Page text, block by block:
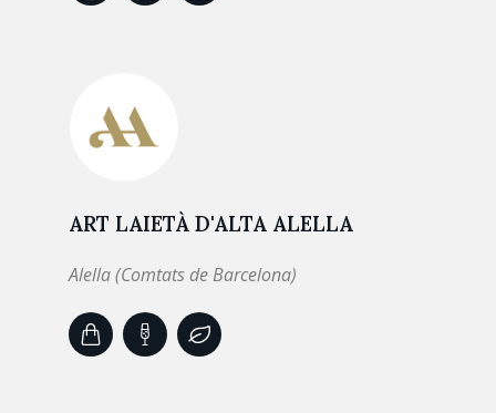
ART LAIETÀ D'ALTA ALELLA
Alella (Comtats de Barcelona)